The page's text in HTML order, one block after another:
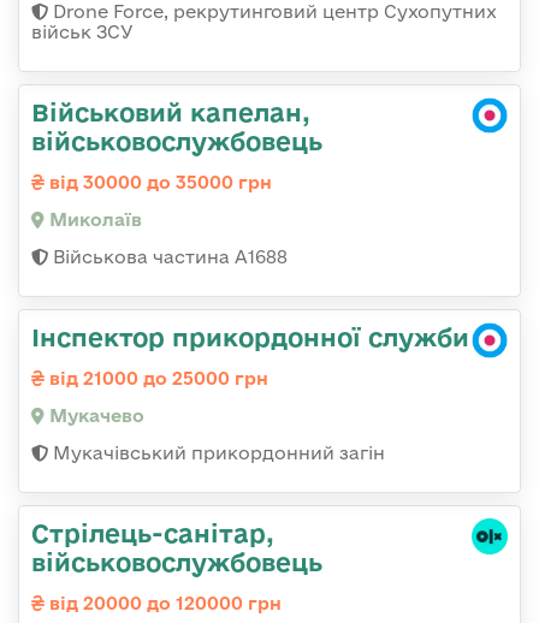
Drone Force, рекрутинговий центр Сухопутних
військ ЗСУ
Військовий капелан,
військовослужбовець
від 30000 до 35000 грн
Миколаїв
Військова частина А1688
Інспектор прикордонної служби
від 21000 до 25000 грн
Мукачево
Мукачівський прикордонний загін
Стрілець-санітар,
військовослужбовець
від 20000 до 120000 грн